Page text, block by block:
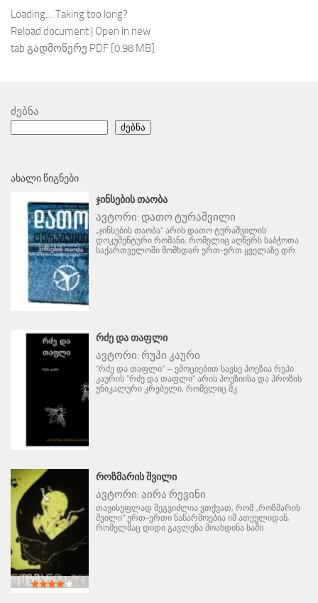
Loading… Taking too long?
Reload document | Open in new
tab გადმოწერე PDF [0.98 MB]
ძებნა
ძებნა
ᲐᲮᲐᲚᲘ ᲬᲘᲒᲜᲔᲑᲘ
ᲯᲘᲜᲡᲔᲑᲘᲡ ᲗᲐᲝᲑᲐ
ავტორი: დათო ტურაშვილი
„ჯინსების თაობა“ არის დათო ტურაშვილის
დოკუმენტური რომანი, რომელიც აღწერს საბჭოთა
საქართველოში მომხდარ ერთ-ერთ ყველაზე დრ
ᲠᲫᲔ ᲓᲐ ᲗᲐᲤᲚᲘ
ავტორი: რუპი კაური
"რძე და თაფლი" – ემოციებით სავსე პოეზია რუპი
კაურის "რძე და თაფლი" არის პოეზიისა და პროზის
უნიკალური კრებული, რომელიც მკ
ᲠᲝᲖᲛᲐᲠᲘᲡ ᲨᲕᲘᲚᲘ
ავტორი: აირა რევინი
თავისუფლად შეგვიძლია ვთქვათ, რომ „როზმარის
შვილი" ერთ-ერთი ნაწარმოებია იმ ათეულიდან,
რომელმაც დიდი გავლენა მოახდინა საში